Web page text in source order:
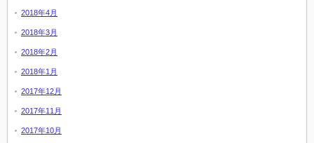
2018年4月
2018年3月
2018年2月
2018年1月
2017年12月
2017年11月
2017年10月